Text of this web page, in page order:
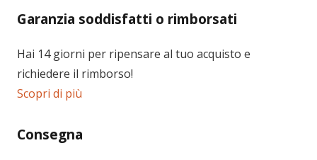
Garanzia soddisfatti o rimborsati
Hai 14 giorni per ripensare al tuo acquisto e
richiedere il rimborso!
Scopri di più
Consegna